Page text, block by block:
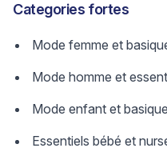
Categories fortes
Mode femme et
Mode homme et
Mode enfant et
Essentiels bébé et